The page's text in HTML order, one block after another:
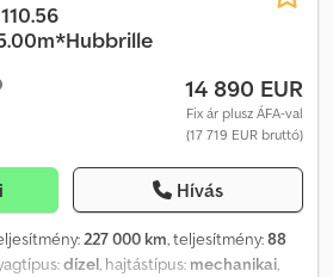
14 890 EUR
Fix ár plusz ÁFA-val
(17 719 EUR bruttó)
Hívás
227 000 km, teljesítmény:88
dízel, hajtástípus: mechanikai,